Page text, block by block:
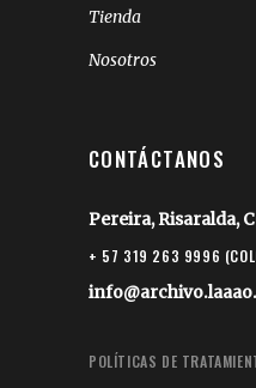
Tienda
Nosotros
CONTÁCTANOS
Pereira, Risaralda,
+ 57 319 263 9996
POLÍTICAS DE